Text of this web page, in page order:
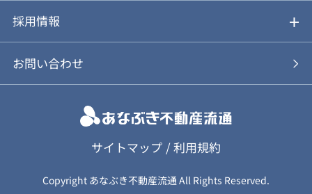
アルファジャーナル
会社概要
スタッフ紹介
個人情報保護方針
カスタマーハラスメント基本方針
保険募集（勧誘）方針
採用情報
新卒採用について
キャリア採用について
応募に関する個人情報取扱について
お問い合わせ
サイトマップ /利用規約
Copyright あなぶき不動産流通 All Rights Reserved.